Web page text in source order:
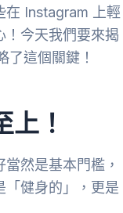
在 Instagram 上輕
！今天我們要來揭
這個關鍵！
！
然是基本門檻，
「健身的」，更是